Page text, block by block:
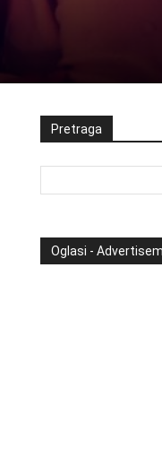
Pretraga
Oglasi -